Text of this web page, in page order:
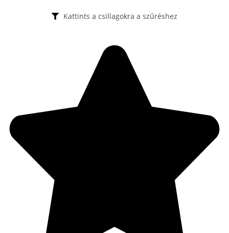
Kattints a csillagokra a szűréshez